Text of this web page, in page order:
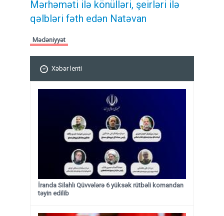
Mərhəməti ilə könülləri, şeirləri ilə
qəlbləri fəth edən Natəvan
Mədəniyyət
Xəbər lenti
İranda Silahlı Qüvvələrə 6 yüksək rütbəli komandan
təyin edilib